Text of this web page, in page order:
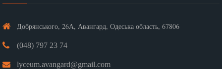
Добрянського, 26А, Авангард, Одеська область, 67806
(048) 797 23 74
lyceum.avangard@gmail.com